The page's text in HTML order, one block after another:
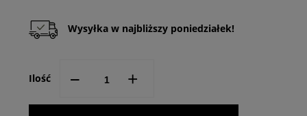
Wysyłka w najbliższy poniedziałek!
Ilość -- +